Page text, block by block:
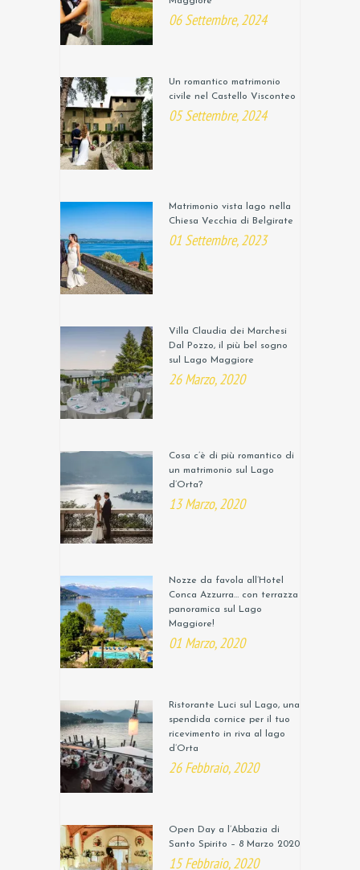
06 Settembre, 2024
Un romantico matrimonio
civile nel Castello Visconteo
05 Settembre, 2024
Matrimonio vista lago nella
Chiesa Vecchia di Belgirate
01 Settembre, 2023
Villa Claudia dei Marchesi
Dal Pozzo, il più bel sogno
sul Lago Maggiore
26 Marzo, 2020
Cosa c’è di più romantico di
un matrimonio sul Lago
d’Orta?
13 Marzo, 2020
Nozze da favola all’Hotel
Conca Azzurra… con terrazza
panoramica sul Lago
Maggiore!
01 Marzo, 2020
Ristorante Luci sul Lago, una
spendida cornice per il tuo
ricevimento in riva al lago
d’Orta
26 Febbraio, 2020
Open Day a l’Abbazia di
Santo Spirito – 8 Marzo 2020
15 Febbraio, 2020